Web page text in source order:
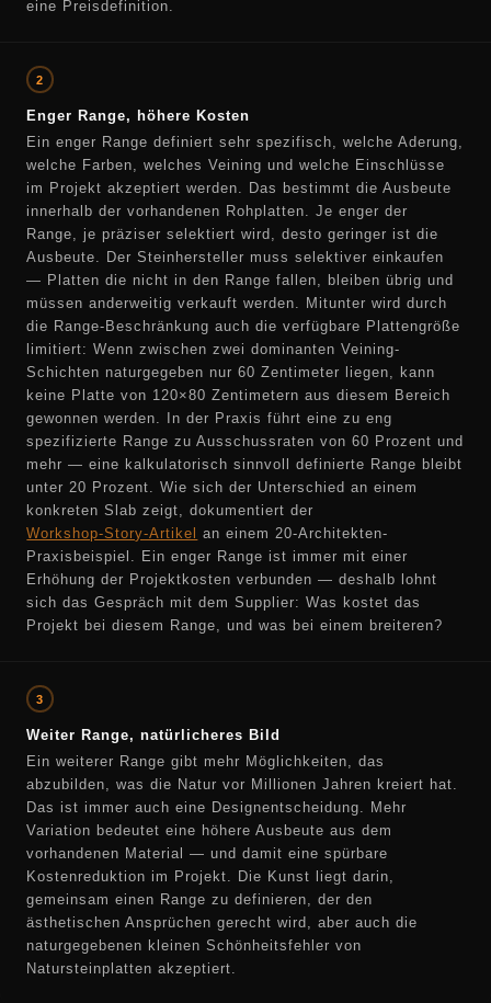
eine Preisdefinition.
2
Enger Range, höhere Kosten
Ein enger Range definiert sehr spezifisch, welche Aderung,
welche Farben, welches Veining und welche Einschlüsse
im Projekt akzeptiert werden. Das bestimmt die Ausbeute
innerhalb der vorhandenen Rohplatten. Je enger der
Range, je präziser selektiert wird, desto geringer ist die
Ausbeute. Der Steinhersteller muss selektiver einkaufen
— Platten die nicht in den Range fallen, bleiben übrig und
müssen anderweitig verkauft werden. Mitunter wird durch
die Range-Beschränkung auch die verfügbare Plattengröße
limitiert: Wenn zwischen zwei dominanten Veining-
Schichten naturgegeben nur 60 Zentimeter liegen, kann
keine Platte von 120×80 Zentimetern aus diesem Bereich
gewonnen werden. In der Praxis führt eine zu eng
spezifizierte Range zu Ausschussraten von 60 Prozent und
mehr — eine kalkulatorisch sinnvoll definierte Range bleibt
unter 20 Prozent. Wie sich der Unterschied an einem
konkreten Slab zeigt, dokumentiert der
Workshop-Story-Artikel
an einem 20-Architekten-
Praxisbeispiel. Ein enger Range ist immer mit einer
Erhöhung der Projektkosten verbunden — deshalb lohnt
sich das Gespräch mit dem Supplier: Was kostet das
Projekt bei diesem Range, und was bei einem breiteren?
3
Weiter Range, natürlicheres Bild
Ein weiterer Range gibt mehr Möglichkeiten, das
abzubilden, was die Natur vor Millionen Jahren kreiert hat.
Das ist immer auch eine Designentscheidung. Mehr
Variation bedeutet eine höhere Ausbeute aus dem
vorhandenen Material — und damit eine spürbare
Kostenreduktion im Projekt. Die Kunst liegt darin,
gemeinsam einen Range zu definieren, der den
ästhetischen Ansprüchen gerecht wird, aber auch die
naturgegebenen kleinen Schönheitsfehler von
Natursteinplatten akzeptiert.